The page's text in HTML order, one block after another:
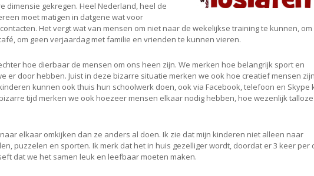
dimensie gekregen. Heel Nederland, heel de
moet matigen in datgene wat voor
Het vergt wat van mensen om niet naar de wekelijkse training te kunnen, om
om geen verjaardag met familie en vrienden te kunnen vieren.
hoe dierbaar de mensen om ons heen zijn. We merken hoe belangrijk sport en
er door hebben. Juist in deze bizarre situatie merken we ook hoe creatief mensen
kunnen ook thuis hun schoolwerk doen, ook via Facebook, telefoon en Skype
tijd merken we ook hoezeer mensen elkaar nodig hebben, hoe wezenlijk talloze
elkaar omkijken dan ze anders al doen. Ik zie dat mijn kinderen niet alleen naar
puzzelen en sporten. Ik merk dat het in huis gezelliger wordt, doordat er 3 keer per
dat we het samen leuk en leefbaar moeten maken.